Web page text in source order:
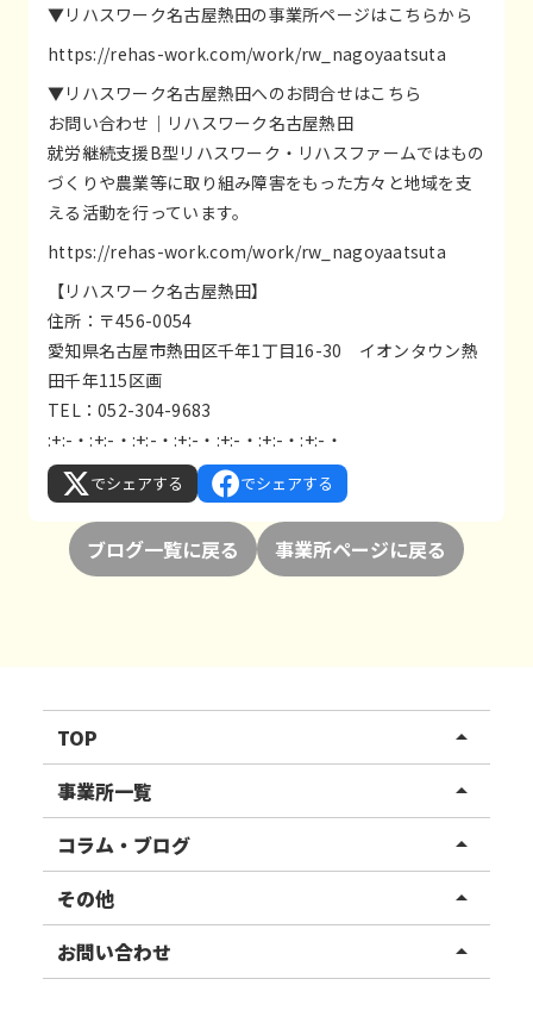
▼リハスワーク名古屋熱田の事業所ページはこちらから
https://rehas-work.com/work/rw_nagoyaatsuta
▼リハスワーク名古屋熱田へのお問合せはこちら
お問い合わせ｜リハスワーク名古屋熱田
就労継続支援B型リハスワーク・リハスファームではもの
づくりや農業等に取り組み障害をもった方々と地域を支
える活動を行っています。
https://rehas-work.com/work/rw_nagoyaatsuta
【リハスワーク名古屋熱田】
住所：〒456-0054
愛知県名古屋市熱田区千年1丁目16-30 イオンタウン熱
田千年115区画
TEL：052-304-9683
:+:-・:+:-・:+:-・:+:-・:+:-・:+:-・:+:-・
でシェアする でシェアする
ブログ一覧に戻る 事業所ページに戻る
TOP arrow_drop_up
リハスワーク
リハスファーム
事業所一覧 arrow_drop_up
関東エリア
東北エリア
甲信越エリア
コラム・ブログ arrow_drop_up
事業所ブログ
ご利用者様の声
その他 arrow_drop_up
お知らせ
お問い合わせ arrow_drop_up